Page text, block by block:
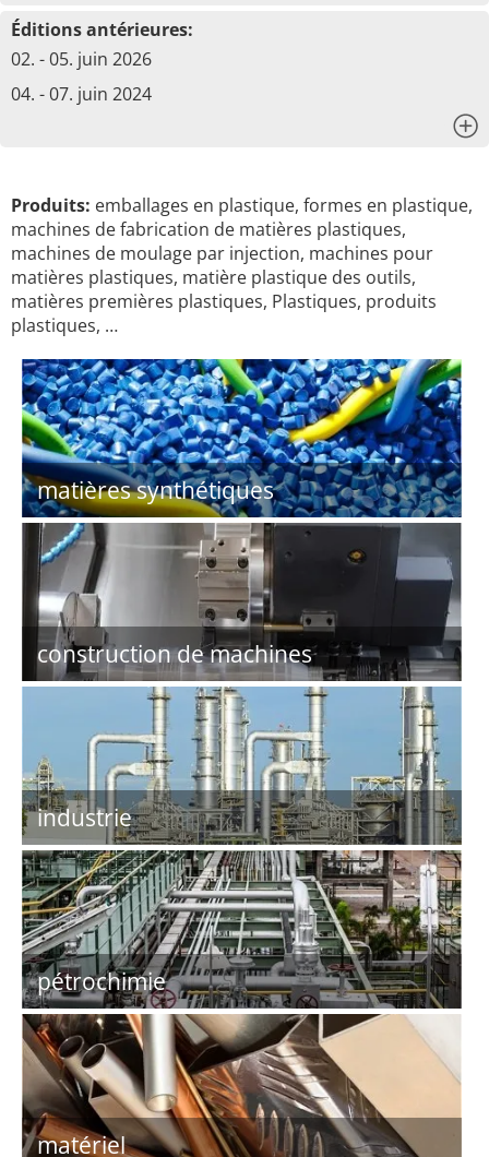
Éditions antérieures:
02. - 05. juin 2026
04. - 07. juin 2024
Produits: emballages en plastique, formes en plastique,
machines de fabrication de matières plastiques,
machines de moulage par injection, machines pour
matières plastiques, matière plastique des outils,
matières premières plastiques, Plastiques, produits
plastiques, …
matières synthétiques
construction de machines
industrie
pétrochimie
matériel